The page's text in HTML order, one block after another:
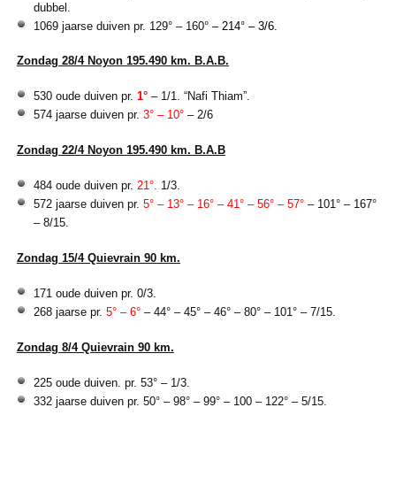
dubbel.
1069 jaarse duiven pr. 129° – 160° – 214° – 3/6.
Zondag 28/4 Noyon 195.490 km. B.A.B.
530 oude duiven pr. 1° – 1/1. “Nafi Thiam”.
574 jaarse duiven pr. 3° – 10°– 2/6
Zondag 22/4 Noyon 195.490 km. B.A.B
484 oude duiven pr. 21°. 1/3.
572 jaarse duiven pr. 5° – 13° – 16° – 41° – 56° – 57°– 101° – 167°
– 8/15.
Zondag 15/4 Quievrain 90 km.
171 oude duiven pr. 0/3.
268 jaarse pr. 5° – 6°– 44° – 45° – 46° – 80° – 101° – 7/15.
Zondag 8/4 Quievrain 90 km.
225 oude duiven. pr. 53° – 1/3.
332 jaarse duiven pr. 50° – 98° – 99° – 100 – 122° – 5/15.